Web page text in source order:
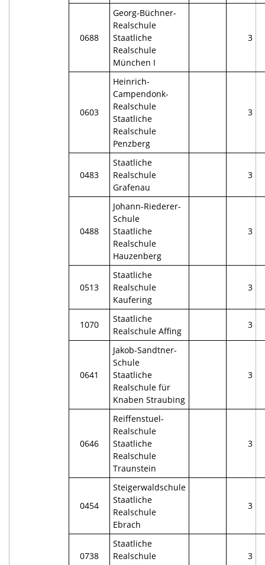
0688
Georg-Büchner-
Realschule
Staatliche
Realschule
München I
3
0603
Heinrich-
Campendonk-
Realschule
Staatliche
Realschule
Penzberg
3
0483
Staatliche
Realschule
Grafenau
3
0488
Johann-Riederer-
Schule
Staatliche
Realschule
Hauzenberg
3
0513
Staatliche
Realschule
Kaufering
3
1070
Staatliche
Realschule Affing
3
0641
Jakob-Sandtner-
Schule
Staatliche
Realschule für
Knaben Straubing
3
0646
Reiffenstuel-
Realschule
Staatliche
Realschule
Traunstein
3
0454
Steigerwaldschule
Staatliche
Realschule
Ebrach
3
0738
Staatliche
Realschule
3